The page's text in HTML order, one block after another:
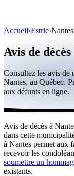
Personnalités
Québec
Canada
International
Par région
Par ville
Maisons funéraires
Accueil›Estrie›Nantes
Avis de
Consultez les avis de
Nantes, au Québec.
aux défunts en ligne.
Avis de décès à
dans cette
à Nantes permet aux
recevoir les
soumettre un
existants.